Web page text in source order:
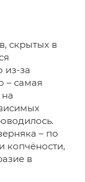
скрытых в
из-за
– самая
на
– по
копчёности,
в